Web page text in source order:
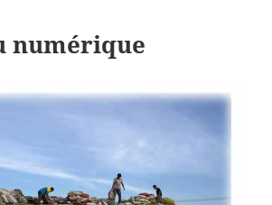
numérique